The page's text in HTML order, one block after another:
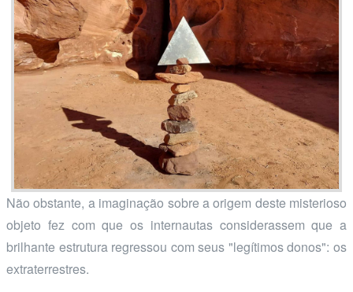
Não obstante, a imaginação sobre a origem deste misterioso
objeto fez com que os internautas considerassem que a
brilhante estrutura regressou com seus "legítimos donos": os
extraterrestres.